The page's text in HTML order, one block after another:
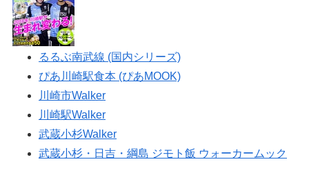
るるぶ南武線 (国内シリーズ)
ぴあ川崎駅食本 (ぴあMOOK)
川崎市Walker
川崎駅Walker
武蔵小杉Walker
武蔵小杉・日吉・綱島 ジモト飯 ウォーカームック